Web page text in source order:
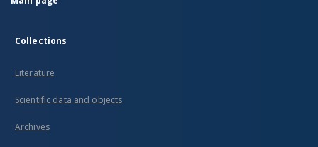
Collections
Literature
Scientific data and objects
Archives